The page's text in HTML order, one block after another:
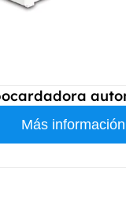
Más información